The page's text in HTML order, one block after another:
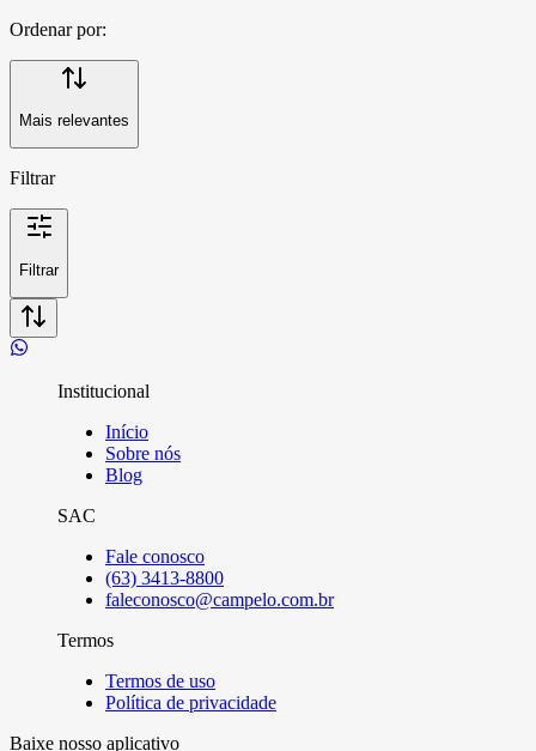
Ordenar por:
Mais relevantes
Filtrar
Filtrar
Institucional
Início
Sobre nós
Blog
SAC
Fale conosco
(63) 3413-8800
faleconosco@campelo.com.br
Termos
Termos de uso
Política de privacidade
Baixe nosso aplicativo